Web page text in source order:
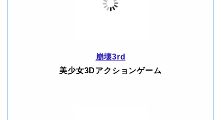
崩壊3rd
美少女3Dアクションゲーム